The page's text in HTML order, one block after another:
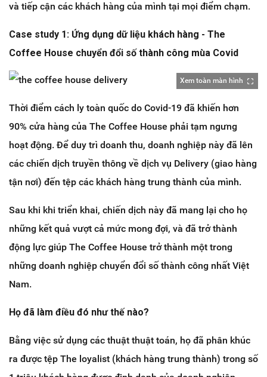
và tiếp cận các khách hàng của mình tại mọi điểm chạm.
Case study 1: Ứng dụng dữ liệu khách hàng - The
Coffee House chuyển đổi số thành công mùa Covid
Xem toàn màn hình
Thời điểm cách ly toàn quốc do Covid-19 đã khiến hơn
90% cửa hàng của The Coffee House phải tạm ngưng
hoạt động. Để duy trì doanh thu, doanh nghiệp này đã lên
các chiến dịch truyền thông về dịch vụ Delivery (giao hàng
tận nơi) đến tệp các khách hàng trung thành của mình.
Sau khi khi triển khai, chiến dịch này đã mang lại cho họ
những kết quả vượt cả mức mong đợi, và đã trở thành
động lực giúp The Coffee House trở thành một trong
những doanh nghiệp chuyển đổi số thành công nhất Việt
Nam.
Họ đã làm điều đó như thế nào?
Bằng việc sử dụng các thuật thuật toán, họ đã phân khúc
ra được tệp The loyalist (khách hàng trung thành) trong số